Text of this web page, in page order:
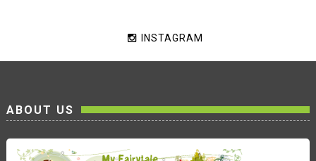
INSTAGRAM
ABOUT US